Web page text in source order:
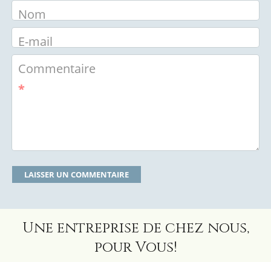
Nom
E-mail
Commentaire
*
Une entreprise de chez nous,
pour Vous!